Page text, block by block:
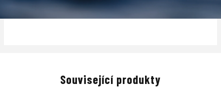
Související produkty